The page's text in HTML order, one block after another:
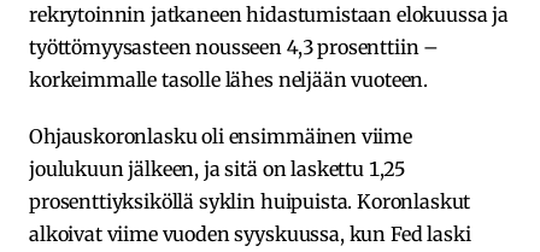
rekrytoinnin jatkaneen hidastumistaan elokuussa ja
työttömyysasteen nousseen 4,3 prosenttiin –
korkeimmalle tasolle lähes neljään vuoteen.
Ohjauskoronlasku oli ensimmäinen viime
joulukuun jälkeen, ja sitä on laskettu 1,25
prosenttiyksiköllä syklin huipuista. Koronlaskut
alkoivat viime vuoden syyskuussa, kun Fed laski